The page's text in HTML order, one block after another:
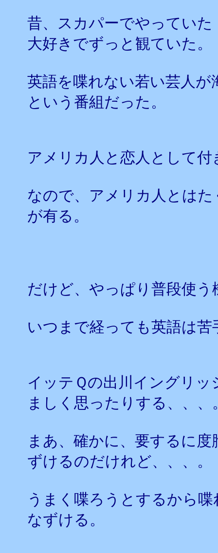
昔、スカパーでやってい
大好きでずっと観ていた。
英語を喋れない若い芸人
という番組だった。
アメリカ人と恋人として
なので、アメリカ人とは
が有る。
だけど、やっぱり普段使う
いつまで経っても英語は
イッテＱの出川イングリ
ましく思ったりする、、、
まあ、確かに、要するに
ずけるのだけれど、、、。
うまく喋ろうとするから
なずける。